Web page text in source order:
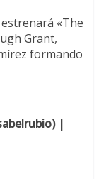
«The
Grant,
formando
|